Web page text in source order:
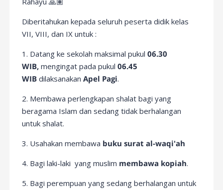
Diberitahukan kepada seluruh peserta didik kelas
VII, VIII, dan IX untuk :
1. Datang ke sekolah maksimal pukul06.30
WIB,mengingat pada pukul06.45
WIB dilaksanakan Apel Pagi.
2. Membawa perlengkapan shalat bagi yang
beragama Islam dan sedang tidak berhalangan
untuk shalat.
3. Usahakan membawa buku surat al-waqi'ah
4. Bagi laki-laki yang muslim membawa kopiah.
5. Bagi perempuan yang sedang berhalangan untuk